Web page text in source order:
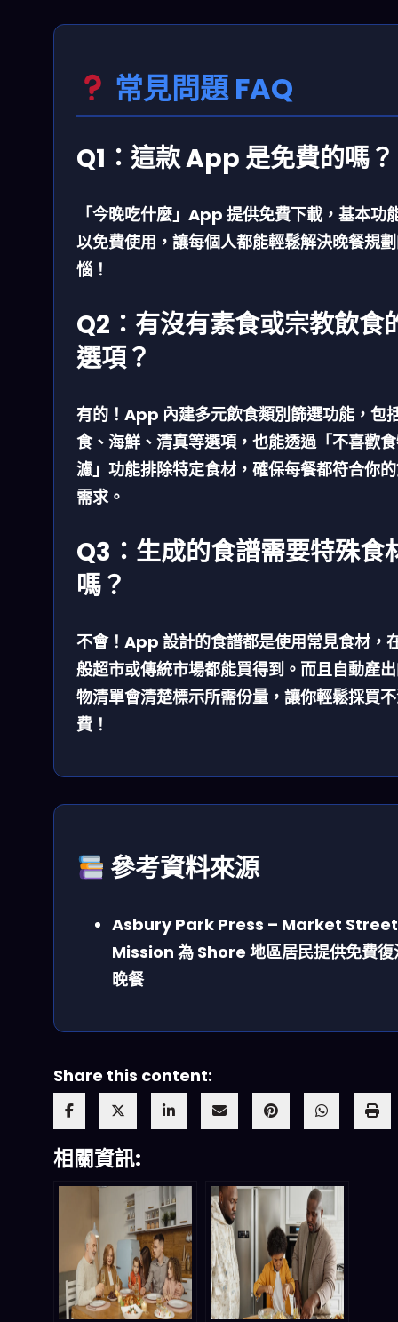
常見問題 FAQ
Q1：這款 App 是免費的嗎？
「今晚吃什麼」App 提供免費下載，基本功
以免費使用，讓每個人都能輕鬆解決晚餐規
惱！
Q2：有沒有素食或宗教飲食
選項？
有的！App 內建多元飲食類別篩選功能，包
食、海鮮、清真等選項，也能透過「不喜歡
濾」功能排除特定食材，確保每餐都符合你
需求。
Q3：生成的食譜需要特殊食
嗎？
不會！App 設計的食譜都是使用常見食材，
般超市或傳統市場都能買得到。而且自動產
物清單會清楚標示所需份量，讓你輕鬆採買
費！
參考資料來源
Asbury Park Press – Market Street
Mission 為 Shore 地區居民提供免費復
晚餐
Share this content:
相關資訊: